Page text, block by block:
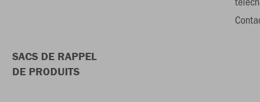
SACS DE RAPPEL
DE PRODUITS